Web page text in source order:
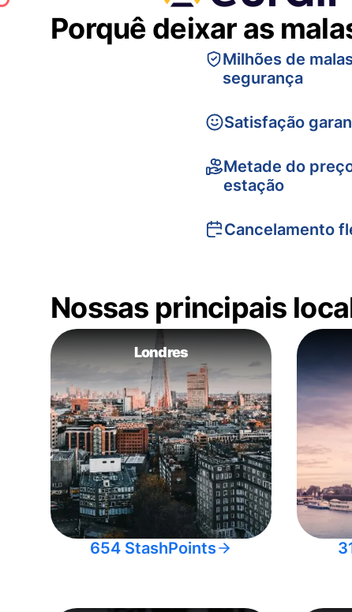
Porquê deixar as
Milhões de
segurança
Satisfação
Metade do
estação
Cancelamento
Nossas principais
Londres
654 StashPoints